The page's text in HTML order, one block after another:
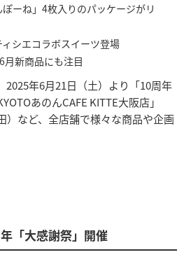
ーね」4枚入りのパッケージがリ
シエコラボスイーツ登場
月新商品にも注目
2025年6月21日（土）より「10周年
あのんCAFE KITTE大阪店」
）など、全店舗で様々な商品や企画
「大感謝祭」開催